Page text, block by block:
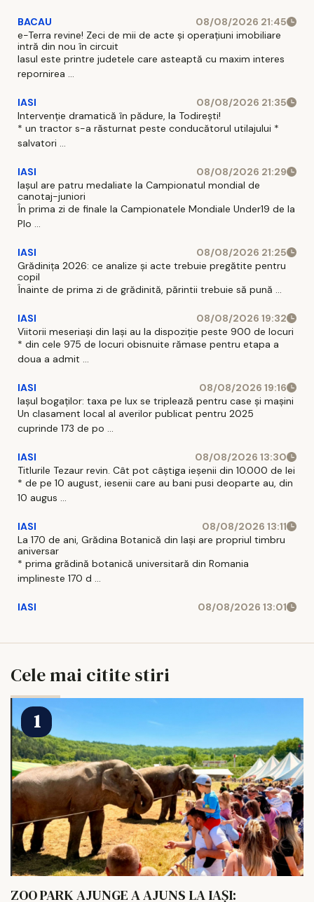
BACAU
08/08/2026 21:45
e-Terra revine! Zeci de mii de acte și operațiuni imobiliare
intră din nou în circuit
Iasul este printre judetele care asteaptă cu maxim interes
repornirea ...
IASI
08/08/2026 21:35
Intervenție dramatică în pădure, la Todirești!
* un tractor s-a răsturnat peste conducătorul utilajului *
salvatori ...
IASI
08/08/2026 21:29
Iaşul are patru medaliate la Campionatul mondial de
canotaj-juniori
În prima zi de finale la Campionatele Mondiale Under19 de la
Plo ...
IASI
08/08/2026 21:25
Grădinița 2026: ce analize și acte trebuie pregătite pentru
copil
Înainte de prima zi de grădinită, părintii trebuie să pună ...
IASI
08/08/2026 19:32
Viitorii meseriași din Iași au la dispoziție peste 900 de locuri
* din cele 975 de locuri obisnuite rămase pentru etapa a
doua a admit ...
IASI
08/08/2026 19:16
Iașul bogaților: taxa pe lux se triplează pentru case și mașini
Un clasament local al averilor publicat pentru 2025
cuprinde 173 de po ...
IASI
08/08/2026 13:30
Titlurile Tezaur revin. Cât pot câștiga ieșenii din 10.000 de lei
* de pe 10 august, iesenii care au bani pusi deoparte au, din
10 augus ...
IASI
08/08/2026 13:11
La 170 de ani, Grădina Botanică din Iași are propriul timbru
aniversar
* prima grădină botanică universitară din Romania
implineste 170 d ...
IASI 08/08/2026 13:01
Cele mai citite stiri
ZOO PARK AJUNGE A AJUNS LA IAȘI: